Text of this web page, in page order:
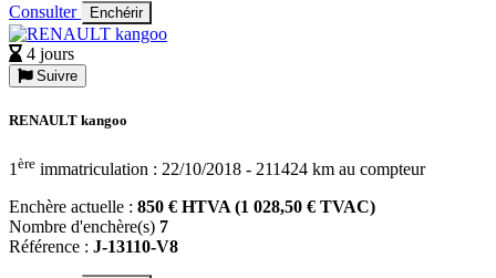
Consulter Enchérir
4 jours
Suivre
RENAULT kangoo
1 ère immatriculation : 22/10/2018 - 211424 km au compteur
Enchère actuelle : 850 € HTVA (1 028,50 € TVAC)
Nombre d'enchère(s) 7
Référence : J-13110-V8